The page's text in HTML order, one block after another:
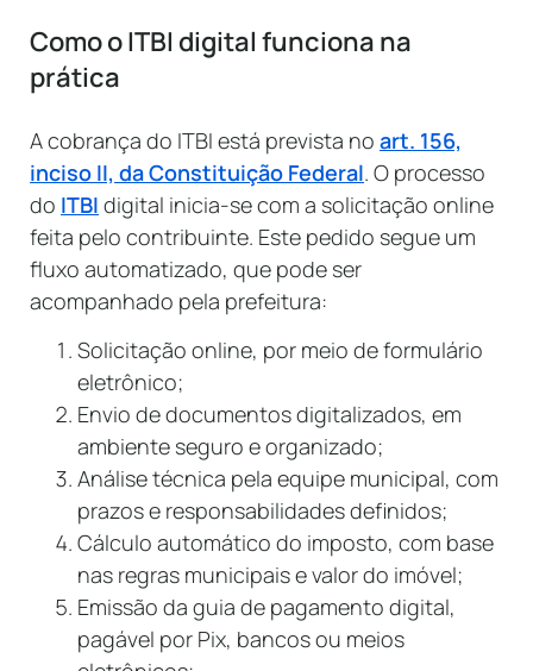
Como o ITBI digital funciona na
prática
A cobrança do ITBI está prevista no art. 156,
inciso II, da Constituição Federal. O processo
do ITBI digital inicia-se com a solicitação online
feita pelo contribuinte. Este pedido segue um
fluxo automatizado, que pode ser
acompanhado pela prefeitura:
Solicitação online, por meio de formulário
eletrônico;
Envio de documentos digitalizados, em
ambiente seguro e organizado;
Análise técnica pela equipe municipal, com
prazos e responsabilidades definidos;
Cálculo automático do imposto, com base
nas regras municipais e valor do imóvel;
Emissão da guia de pagamento digital,
pagável por Pix, bancos ou meios